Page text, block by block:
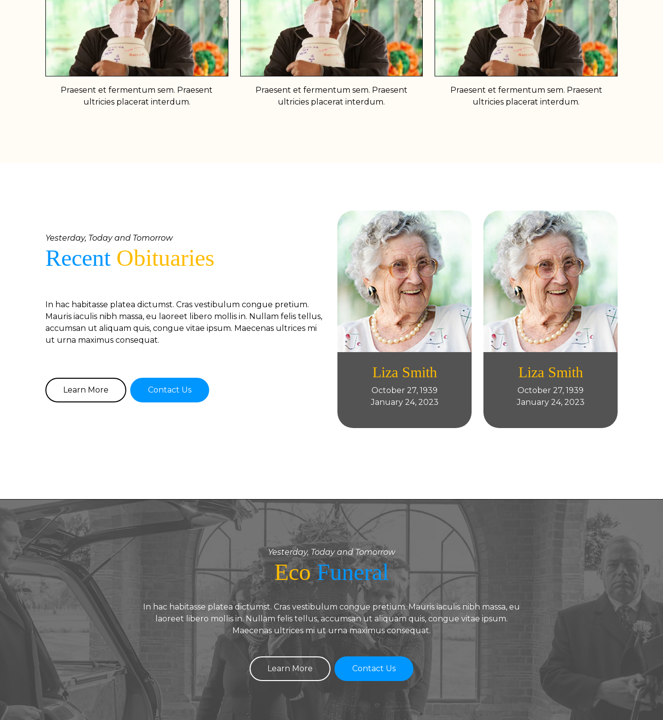
Praesent et fermentum sem. Praesent
ultricies placerat interdum.
Praesent et fermentum sem. Praesent
ultricies placerat interdum.
Praesent et fermentum sem. Praesent
ultricies placerat interdum.
Yesterday, Today and Tomorrow
Recent Obituaries
In hac habitasse platea dictumst. Cras vestibulum congue pretium.
Mauris iaculis nibh massa, eu laoreet libero mollis in. Nullam felis tellus,
accumsan ut aliquam quis, congue vitae ipsum. Maecenas ultrices mi
ut urna maximus consequat.
Learn More Contact Us
Liza Smith
October 27, 1939
January 24, 2023
Liza Smith
October 27, 1939
January 24, 2023
Yesterday, Today and Tomorrow
EcoFuneral
In hac habitasse platea dictumst. Cras vestibulum congue pretium. Mauris iaculis nibh massa, eu
laoreet libero mollis in. Nullam felis tellus, accumsan ut aliquam quis, congue vitae ipsum.
Maecenas ultrices mi ut urna maximus consequat.
Learn More Contact Us